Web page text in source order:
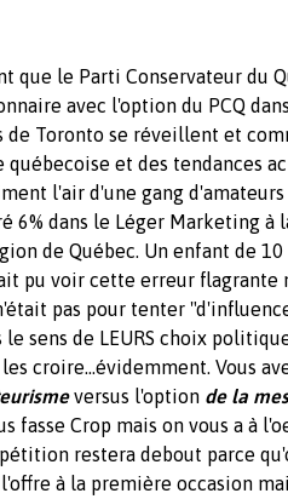
que le Parti Conservateur du
avec l'option du PCQ
de Toronto se réveillent et
et des tendances
l'air d'une gang d'amateurs
6% dans le Léger Marketing à
de Québec. Un enfant de
pu voir cette erreur flagrante
pas pour tenter
sens de LEURS choix
croire...évidemment. Vous
versus l'option de la
fasse Crop mais on vous a à
restera debout parce
à la première occasion